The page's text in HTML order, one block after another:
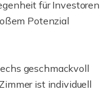
für Investoren
Potenzial
geschmackvoll
ist individuell